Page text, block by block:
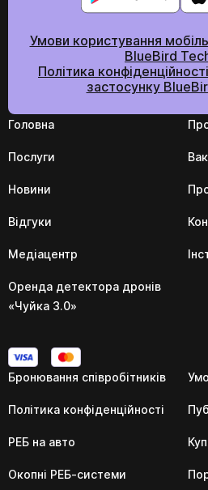
Умови користування
BlueBird
Політика
застосунку
Головна
Послуги
Новини
Відгуки
Медіацентр
Оренда детектора дронів
«Чуйка 3.0»
Бронювання співробітників
Політика конфіденційності
РЕБ на авто
Окопні РЕБ-системи